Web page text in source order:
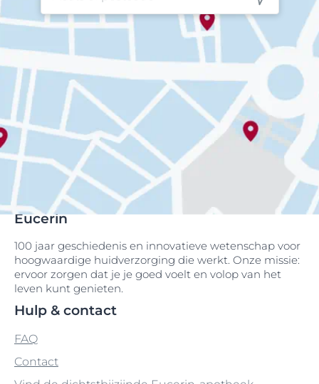
Eucerin
100 jaar geschiedenis en innovatieve wetenschap voor
hoogwaardige huidverzorging die werkt. Onze missie:
ervoor zorgen dat je je goed voelt en volop van het
leven kunt genieten.
Hulp & contact
FAQ
Contact